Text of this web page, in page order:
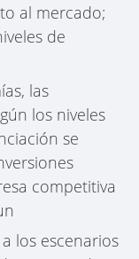
al mercado;
de
las
los niveles
se
competitiva
los escenarios